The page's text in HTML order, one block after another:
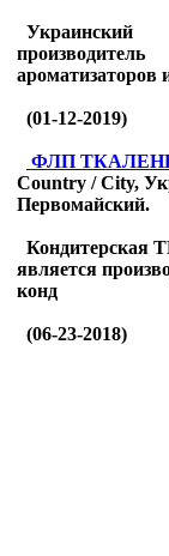
Украинский
производитель
ароматизаторов
(01-12-2019)
ФЛП
Country / City,
Первомайский.
Кондитерская
является
конд
(06-23-2018)